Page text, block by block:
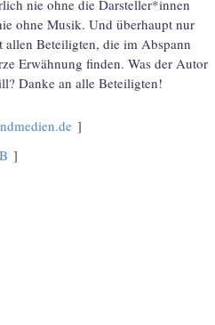
nie ohne die Dar­steller*innen
ohne Musik. Und überhaupt nur
allen Betei­lig­ten, die im Abspann
Erwähnung finden. Was der Autor
Danke an alle Beteiligten!